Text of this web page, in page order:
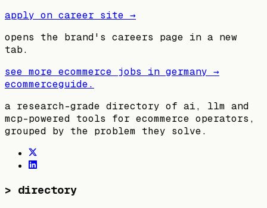
apply on career site →
opens the brand's careers page in a new
tab.
see more ecommerce jobs in germany →
ecommerceguide.
a research-grade directory of ai, llm and
mcp-powered tools for ecommerce operators,
grouped by the problem they solve.
> directory